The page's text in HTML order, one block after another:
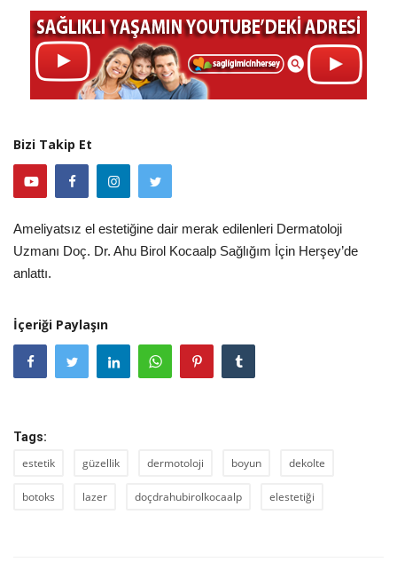
Bizi Takip Et
Ameliyatsız el estetiğine dair merak edilenleri Dermatoloji
Uzmanı Doç. Dr. Ahu Birol Kocaalp Sağlığım İçin Herşey’de
anlattı.
İçeriği Paylaşın
Tags:
estetik güzellik dermotoloji boyun dekolte
botoks lazer doçdrahubirolkocaalp elestetiği